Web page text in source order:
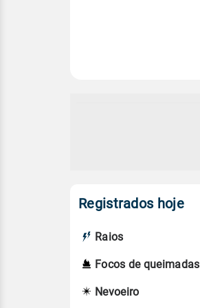
Registrados hoje
Raios
Focos de queimadas
Nevoeiro